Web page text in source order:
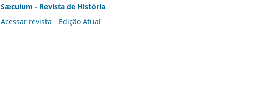
Sæculum - Revista de História
Acessar revista
Edição Atual